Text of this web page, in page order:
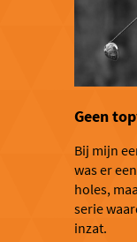
Geen
Bij mijn
was er
holes,
serie
inzat.